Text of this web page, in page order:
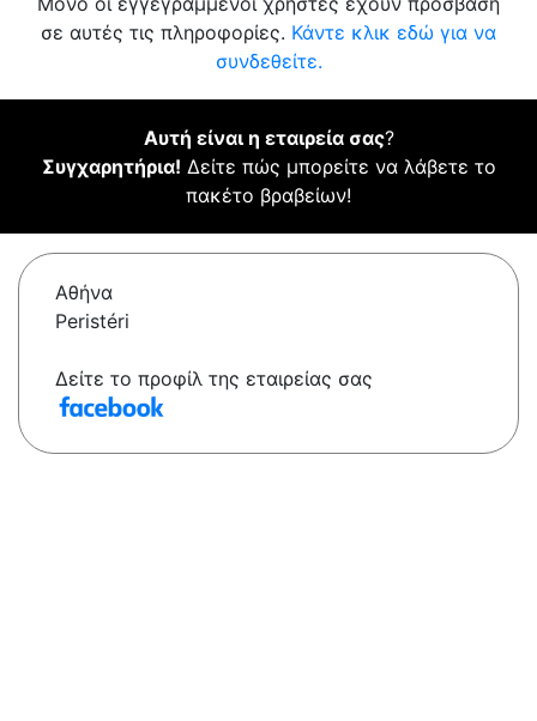
σε αυτές τις πληροφορίες. Κάντε κλικ εδώ για να
συνδεθείτε.
Αυτή είναι η εταιρεία σας?
Συγχαρητήρια! Δείτε πώς μπορείτε να λάβετε το
πακέτο βραβείων!
Αθήνα
Peristéri
Δείτε το προφίλ της εταιρείας σας